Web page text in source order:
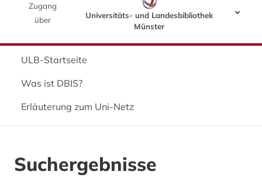
Zugang
über
Universitäts- und Landesbibliothek
Münster
ULB-Startseite
Was ist DBIS?
Erläuterung zum Uni-Netz
Suchergebnisse